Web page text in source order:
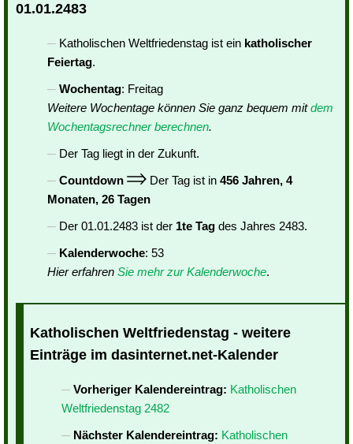
01.01.2483
Katholischen Weltfriedenstag ist ein katholischer
Feiertag.
Wochentag: Freitag
Weitere Wochentage können Sie ganz bequem mitdem
Wochentagsrechner berechnen.
Der Tag liegt in der Zukunft.
Countdown
Der Tag ist in 456 Jahren, 4
Monaten, 26 Tagen
Der 01.01.2483 ist der 1te Tag des Jahres 2483.
Kalenderwoche: 53
Hier erfahren Sie mehr zur Kalenderwoche.
Katholischen Weltfriedenstag - weitere
Einträge im dasinternet.net-Kalender
Vorheriger Kalendereintrag: Katholischen
Weltfriedenstag 2482
Nächster Kalendereintrag: Katholischen